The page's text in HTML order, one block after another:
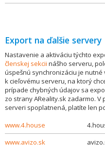
Export na ďalšie servery
Nastavenie a aktiváciu týchto
členskej sekcii nášho serveru,
úspešnú synchronizáciu je
k cieľovému serveru, na ktorý
prípade chybných údajov sa
zo strany AReality.sk zadarmo.
serveri spoplatnená, platíte len
www.4.house
www.avizo.sk